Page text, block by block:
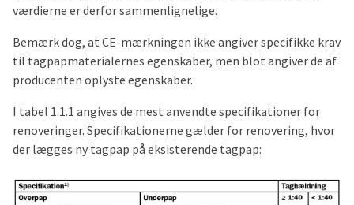
værdierne er derfor sammenlignelige.
Bemærk dog, at CE-mærkningen ikke angiver specifikke krav
til tagpapmaterialernes egenskaber, men blot angiver de af
producenten oplyste egenskaber.
I tabel 1.1.1 angives de mest anvendte specifikationer for
renoveringer. Specifikationerne gælder for renovering, hvor
der lægges ny tagpap på eksisterende tagpap: